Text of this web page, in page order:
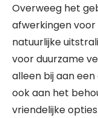
Overweeg het
afwerkingen
natuurlijke
voor duurzame
alleen bij aan
ook aan het
vriendelijke